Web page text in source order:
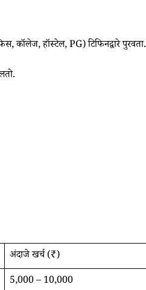
कॉलेज, हॉस्टेल, PG) टिफिनद्वारे पुरवता.
अंदाजे खर्च (₹)
5,000 – 10,000